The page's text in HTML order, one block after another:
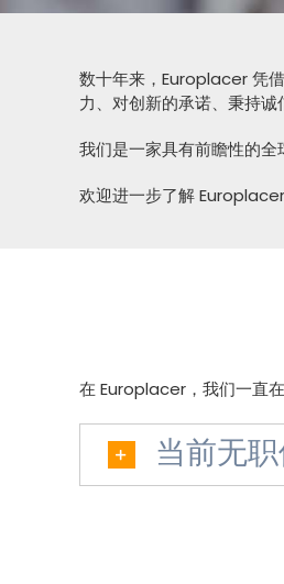
数十年来，Europlacer 凭
力、对创新的承诺、秉持诚
我们是一家具有前瞻性的
欢迎进一步了解
在 Europlacer，我们一直
当前无